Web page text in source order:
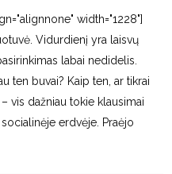
width="1228"]
Vidurdienį yra laisvų
labai nedidelis.
ten buvai? Kaip ten, ar tikrai
vis dažniau tokie klausimai
erdvėje. Praėjo